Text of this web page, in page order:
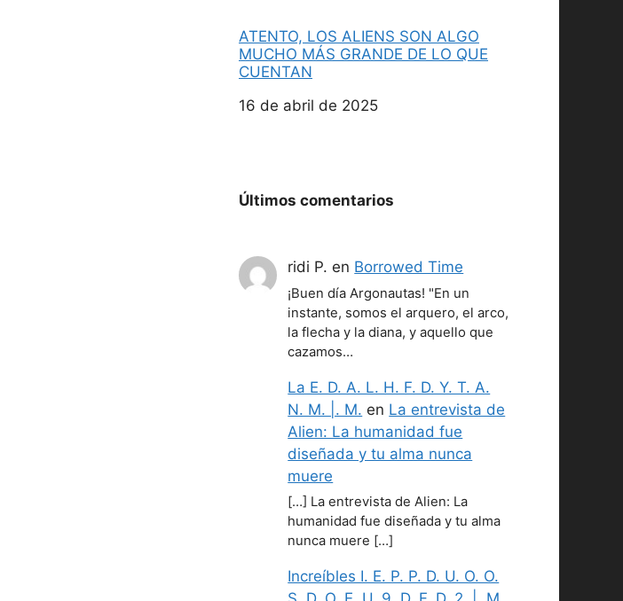
ATENTO, LOS ALIENS SON ALGO
MUCHO MÁS GRANDE DE LO QUE
CUENTAN
Fecha
16 de abril de 2025
Últimos comentarios
ridi P. en Borrowed Time
¡Buen día Argonautas! "En un
instante, somos el arquero, el arco,
la flecha y la diana, y aquello que
cazamos…
La E. D. A. L. H. F. D. Y. T. A.
N. M. |. M. en La entrevista de
Alien: La humanidad fue
diseñada y tu alma nunca
muere
[…] La entrevista de Alien: La
humanidad fue diseñada y tu alma
nunca muere […]
Increíbles I. E. P. P. D. U. O. O.